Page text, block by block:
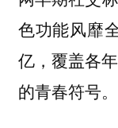
色功能风靡
亿，覆盖各
的青春符号。